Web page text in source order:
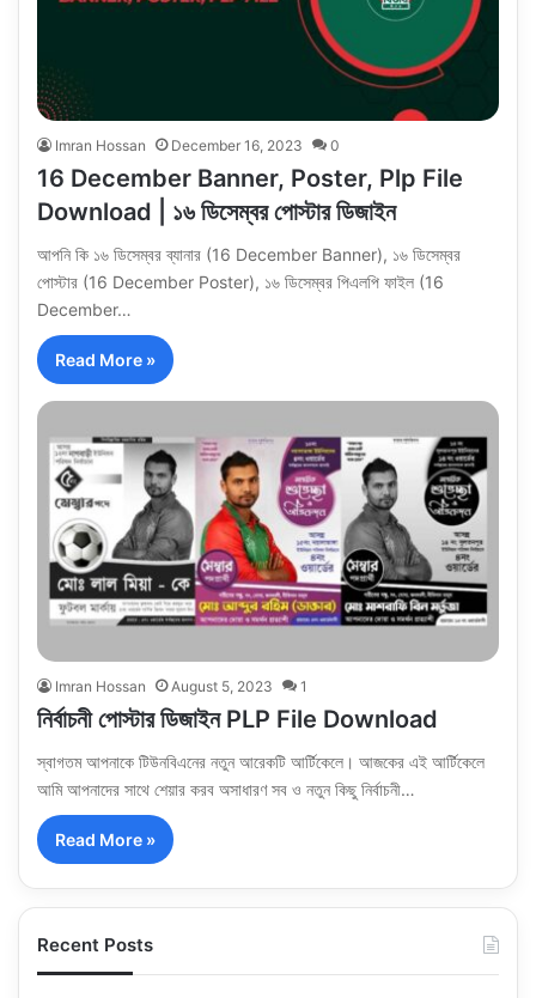
Imran Hossan December 16, 2023 0
16 December Banner, Poster, Plp File
Download | ১৬ ডিসেম্বর পোস্টার ডিজাইন
আপনি কি ১৬ ডিসেম্বর ব্যানার (16 December Banner), ১৬ ডিসেম্বর
পোস্টার (16 December Poster), ১৬ ডিসেম্বর পিএলপি ফাইল (16
December…
Read More »
Imran Hossan August 5, 2023 1
নির্বাচনী পোস্টার ডিজাইন PLP File Download
স্বাগতম আপনাকে টিউনবিএনের নতুন আরেকটি আর্টিকেলে। আজকের এই আর্টিকেলে
আমি আপনাদের সাথে শেয়ার করব অসাধারণ সব ও নতুন কিছু নির্বাচনী…
Read More »
Recent Posts